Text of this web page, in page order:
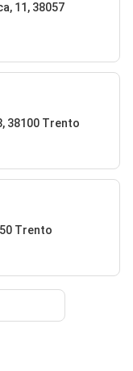
11, 38057
38100 Trento
Trento